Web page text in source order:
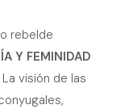
rebelde
Y FEMINIDAD
visión de las